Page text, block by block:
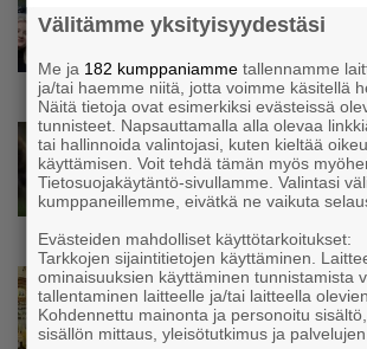
Isät opettelevat kampauksia
Voimamiehen lettivideot
satoja yhteydenottoja
Uutinen
Koneyrittäjät:
mentävä porsaanreikä” –
vahingot eivät voi jäädä vain
yrittäjän harteille”
Uutinen
Yrittäjien Mikael
hallitukselle: ”Voi tulla
Välitämme yksityisyydestäsi
Me ja 182 kumppaniamme tallennamme
ja/tai haemme niitä, jotta voimme käsitellä
Näitä tietoja ovat esimerkiksi evästeissä
tunnisteet. Napsauttamalla alla olevaa
tai hallinnoida valintojasi, kuten kieltää
käyttämisen. Voit tehdä tämän myös
Tietosuojakäytäntö-sivullamme. Valintasi
kumppaneillemme, eivätkä ne vaikuta
Evästeiden mahdolliset käyttötarkoitukset:
Tarkkojen sijaintitietojen käyttäminen.
ominaisuuksien käyttäminen tunnistamista
tallentaminen laitteelle ja/tai laitteella
Kohdennettu mainonta ja personoitu
sisällön mittaus, yleisötutkimus ja palvelujen